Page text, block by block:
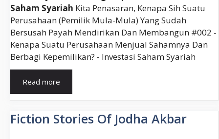
Saham Syariah Kita Penasaran, Kenapa Sih Suatu
Perusahaan (pemilik Mula-Mula) Yang Sudah
Bersusah Payah Mendirikan Dan Membangun #002 -
Kenapa Suatu Perusahaan Menjual Sahamnya Dan
Berbagi Kepemilikan? - Investasi Saham Syariah
Read more
Didapat
Dari
Fiction Stories Of Jodha Akbar